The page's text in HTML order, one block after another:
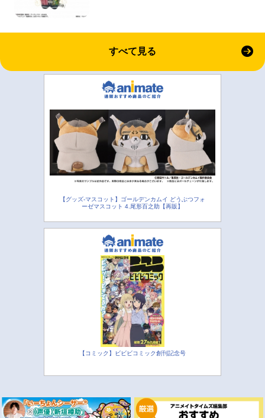
すべて見る
【グッズ-マスコット】ゴールデンカムイ どうぶつフォ
ーゼマスコット 4.尾形百之助【再販】
【コミック】ビビビコミック創刊記念号